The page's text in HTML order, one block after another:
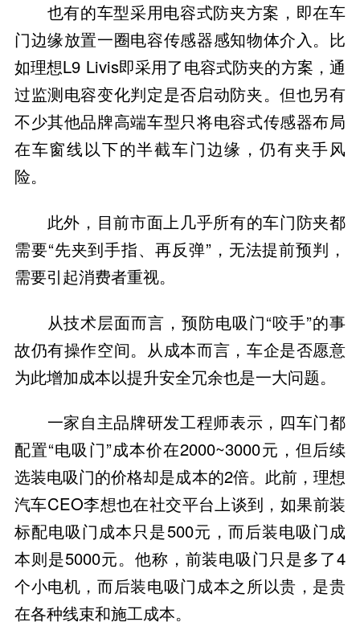
也有的车型采用电容式防夹方案，即在车
门边缘放置一圈电容传感器感知物体介入。比
如理想L9 Livis即采用了电容式防夹的方案，通
过监测电容变化判定是否启动防夹。但也另有
不少其他品牌高端车型只将电容式传感器布局
在车窗线以下的半截车门边缘，仍有夹手风
险。
此外，目前市面上几乎所有的车门防夹都
需要“先夹到手指、再反弹”，无法提前预判，
需要引起消费者重视。
从技术层面而言，预防电吸门“咬手”的事
故仍有操作空间。从成本而言，车企是否愿意
为此增加成本以提升安全冗余也是一大问题。
一家自主品牌研发工程师表示，四车门都
配置“电吸门”成本价在2000~3000元，但后续
选装电吸门的价格却是成本的2倍。此前，理想
汽车CEO李想也在社交平台上谈到，如果前装
标配电吸门成本只是500元，而后装电吸门成
本则是5000元。他称，前装电吸门只是多了4
个小电机，而后装电吸门成本之所以贵，是贵
在各种线束和施工成本。